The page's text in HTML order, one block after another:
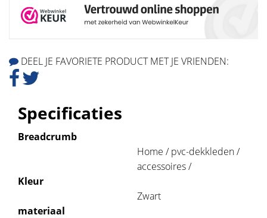
DEEL JE FAVORIETE PRODUCT MET JE VRIENDEN:
Specificaties
Breadcrumb
Home / pvc-dekkleden /
accessoires /
Kleur
Zwart
materiaal